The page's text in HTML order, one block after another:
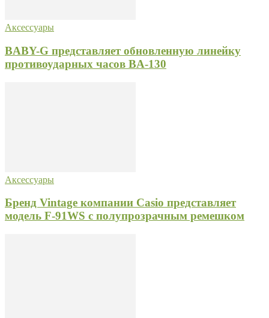
Аксессуары
BABY-G представляет обновленную линейку
противоударных часов BA-130
Аксессуары
Бренд Vintage компании Casio представляет
модель F-91WS с полупрозрачным ремешком